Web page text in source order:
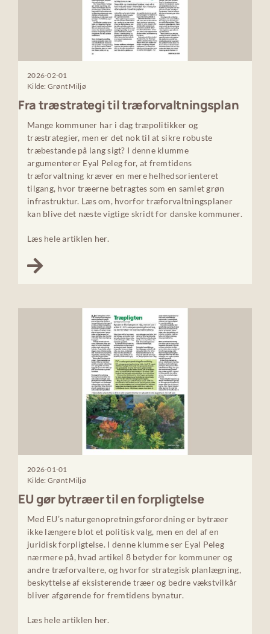
2026-02-01
Kilde: Grønt Miljø
Fra træstrategi til træforvaltningsplan
Mange kommuner har i dag træpolitikker og
træstrategier, men er det nok til at sikre robuste
træbestande på lang sigt? I denne klumme
argumenterer Eyal Peleg for, at fremtidens
træforvaltning kræver en mere helhedsorienteret
tilgang, hvor træerne betragtes som en samlet grøn
infrastruktur. Læs om, hvorfor træforvaltningsplaner
kan blive det næste vigtige skridt for danske kommuner.
Læs hele artiklen her.
2026-01-01
Kilde: Grønt Miljø
EU gør bytræer til en forpligtelse
Med EU’s naturgenopretningsforordning er bytræer
ikke længere blot et politisk valg, men en del af en
juridisk forpligtelse. I denne klumme ser Eyal Peleg
nærmere på, hvad artikel 8 betyder for kommuner og
andre træforvaltere, og hvorfor strategisk planlægning,
beskyttelse af eksisterende træer og bedre vækstvilkår
bliver afgørende for fremtidens bynatur.
Læs hele artiklen her.